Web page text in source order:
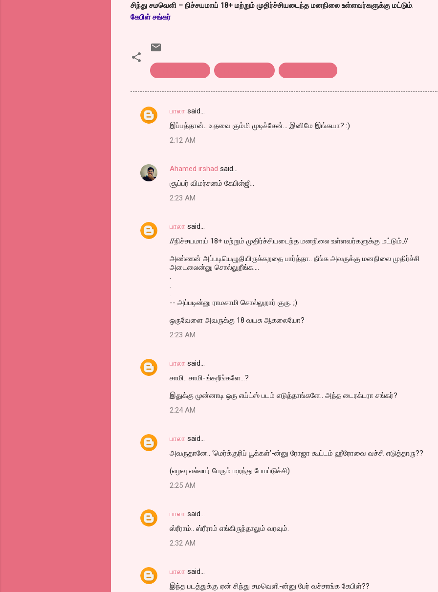
சிந்து சமவெளி – நிச்சயமாய் 18+ மற்றும் முதிர்ச்சியடைந்த மனநிலை உள்ளவர்களுக்கு மட்டும்
கேபிள் சங்கர்
C
e
பாலா said…
இப்பத்தான்.. உ.தவை கும்மி முடிச்சேன்... இனிமே இங்கயா? :)
2:12 AM
Ahamed irshad said…
சூப்பர் விமர்சனம் கேபிள்ஜி..
2:23 AM
பாலா said…
//நிச்சயமாய் 18+ மற்றும் முதிர்ச்சியடைந்த மனநிலை உள்ளவர்களுக்கு மட்டும்.//
அண்ணன் அப்படியெழுதியிருக்கறதை பார்த்தா.. நீங்க அவருக்கு மனநிலை முதிர்ச்சி
அடைலைன்னு சொல்லுறீங்க....
.
.
.
-- அப்படின்னு ராமசாமி சொல்லுறார் குரு. ;)
ஒருவேளை அவருக்கு 18 வயசு ஆகலையோ?
2:23 AM
பாலா said…
சாமி.. சாமி-ங்கறீங்களே...?
இதுக்கு முன்னாடி ஒரு எய்ட்ஸ் படம் எடுத்தாங்களே.. அந்த டைரக்டரா சங்கர்?
2:24 AM
பாலா said…
அவருதானே.. ‘மெர்க்குரிப் பூக்கள்’-ன்னு ரோஜா கூட்டம் ஹீரோவை வச்சி எடுத்தாரு??
(எழவு எல்லார் பேரும் மறந்து போய்டுச்சி)
2:25 AM
பாலா said…
ஸ்ரீராம்.. ஸ்ரீராம் எங்கிருந்தாலும் வரவும்.
2:32 AM
பாலா said…
இந்த படத்துக்கு ஏன் சிந்து சமவெளி-ன்னு பேர் வச்சாங்க கேபிள்??